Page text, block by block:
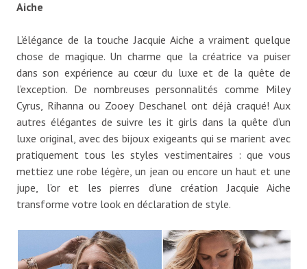
Aiche
L’élégance de la touche Jacquie Aiche a vraiment quelque
chose de magique. Un charme que la créatrice va puiser
dans son expérience au cœur du luxe et de la quête de
l’exception. De nombreuses personnalités comme Miley
Cyrus, Rihanna ou Zooey Deschanel ont déjà craqué! Aux
autres élégantes de suivre les it girls dans la quête d’un
luxe original, avec des bijoux exigeants qui se marient avec
pratiquement tous les styles vestimentaires : que vous
mettiez une robe légère, un jean ou encore un haut et une
jupe, l’or et les pierres d’une création Jacquie Aiche
transforme votre look en déclaration de style.